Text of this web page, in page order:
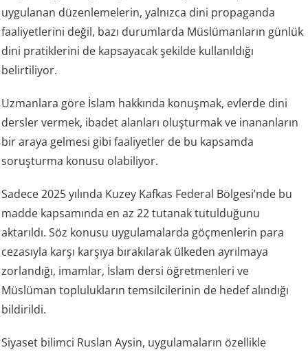
uygulanan düzenlemelerin, yalnızca dini propaganda
faaliyetlerini değil, bazı durumlarda Müslümanların günlük
dini pratiklerini de kapsayacak şekilde kullanıldığı
belirtiliyor.
Uzmanlara göre İslam hakkında konuşmak, evlerde dini
dersler vermek, ibadet alanları oluşturmak ve inananların
bir araya gelmesi gibi faaliyetler de bu kapsamda
soruşturma konusu olabiliyor.
Sadece 2025 yılında Kuzey Kafkas Federal Bölgesi’nde bu
madde kapsamında en az 22 tutanak tutulduğunu
aktarıldı. Söz konusu uygulamalarda göçmenlerin para
cezasıyla karşı karşıya bırakılarak ülkeden ayrılmaya
zorlandığı, imamlar, İslam dersi öğretmenleri ve
Müslüman toplulukların temsilcilerinin de hedef alındığı
bildirildi.
Siyaset bilimci Ruslan Aysin, uygulamaların özellikle